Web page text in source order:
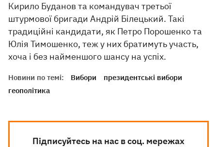
Кирило Буданов та командувач третьої
штурмової бригади Андрій Білецький. Такі
традиційні кандидати, як Петро Порошенко та
Юлія Тимошенко, теж у них братимуть участь,
хоча і без найменшого шансу на успіх.
Новини по темі: Вибори
президентські вибори
геополітика
Підписуйтесь на нас в соц. мережах